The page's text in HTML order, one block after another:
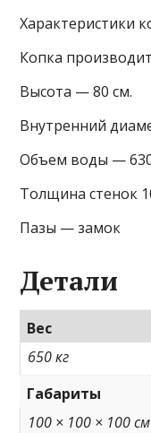
Характеристики
Копка
Высота — 80 см.
Внутренний
Объем воды —
Толщина стенок
Пазы — замок
Детали
Вес
650 кг
Габариты
100 × 100 × 100 см